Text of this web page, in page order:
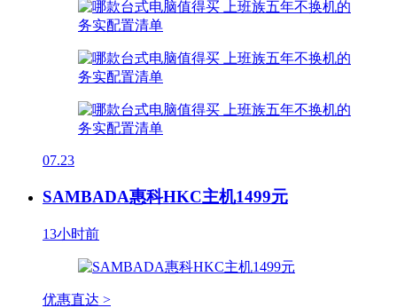
07.23
SAMBADA惠科HKC主机1499元
13小时前
优惠直达 >